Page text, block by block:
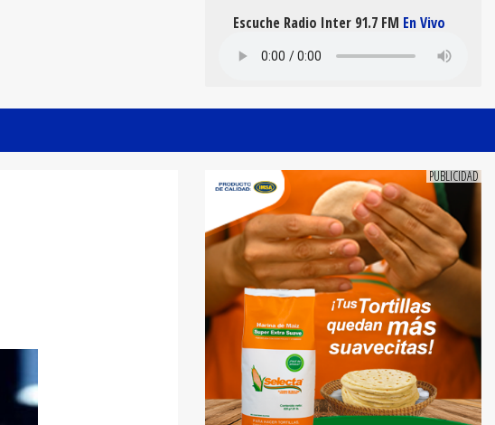
Escuche Radio Inter 91.7 FM En Vivo